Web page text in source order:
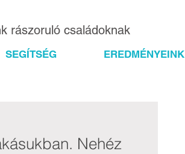
rászoruló családoknak
SEGÍTSÉG EREDMÉNYEINK
Nehéz